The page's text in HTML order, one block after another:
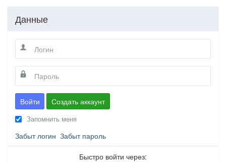
Данные
Войти Создать аккаунт
Запомнить меня
Забыт логин Забыт пароль
Быстро войти через: